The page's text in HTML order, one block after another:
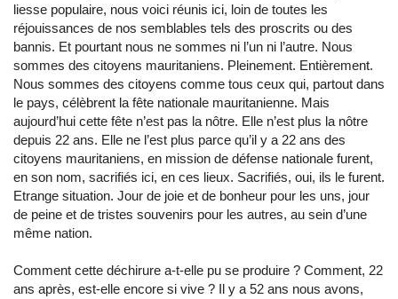
liesse populaire, nous voici réunis ici, loin de toutes les
réjouissances de nos semblables tels des proscrits ou des
bannis. Et pourtant nous ne sommes ni l’un ni l’autre. Nous
sommes des citoyens mauritaniens. Pleinement. Entièrement.
Nous sommes des citoyens comme tous ceux qui, partout dans
le pays, célèbrent la fête nationale mauritanienne. Mais
aujourd’hui cette fête n’est pas la nôtre. Elle n’est plus la nôtre
depuis 22 ans. Elle ne l’est plus parce qu’il y a 22 ans des
citoyens mauritaniens, en mission de défense nationale furent,
en son nom, sacrifiés ici, en ces lieux. Sacrifiés, oui, ils le furent.
Etrange situation. Jour de joie et de bonheur pour les uns, jour
de peine et de tristes souvenirs pour les autres, au sein d’une
même nation.
Comment cette déchirure a-t-elle pu se produire ? Comment, 22
ans après, est-elle encore si vive ? Il y a 52 ans nous avons,